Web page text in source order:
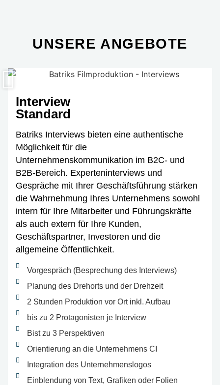
UNSERE ANGEBOTE
Interview
Standard
Batriks Interviews bieten eine authentische
Möglichkeit für die
Unternehmenskommunikation im B2C- und
B2B-Bereich. Experteninterviews und
Gespräche mit Ihrer Geschäftsführung stärken
die Wahrnehmung Ihres Unternehmens sowohl
intern für Ihre Mitarbeiter und Führungskräfte
als auch extern für Ihre Kunden,
Geschäftspartner, Investoren und die
allgemeine Öffentlichkeit.
Vorgespräch (Besprechung des Interviews)
Planung des Drehorts und der Drehzeit
2 Stunden Produktion vor Ort inkl. Aufbau
bis zu 2 Protagonisten je Interview
Bist zu 3 Perspektiven
Orientierung an die Unternehmens CI
Integration des Unternehmenslogos
Einblendung von Text, Grafiken oder Folien